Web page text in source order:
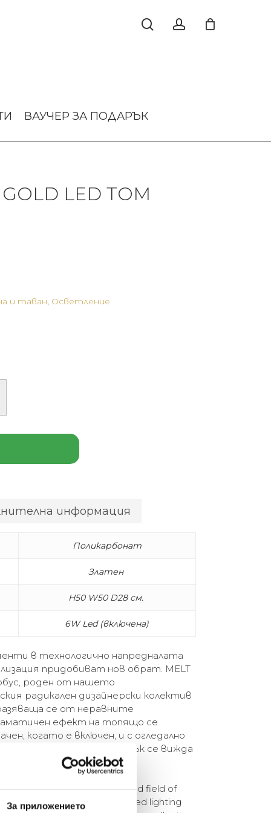
За приложението
ВАУЧЕР ЗА ПОДАРЪК
LED TOM
и таван, Осветление
информация
Поликарбонат
Златен
H50 W50 D28 см.
6W Led (включена)
в технологично напредналата
придобиват нов обрат. MELT
роден от нашето
радикален дизайнерски колектив
се от неравните
ефект на топящо се
когато е включен, и с огледално
Вътрешният му блясък се вижда
the technologically advanced field of
a new twist. MELT is a distorted lighting